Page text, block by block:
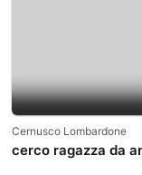
Cernusco Lombardone
cerco ragazza da